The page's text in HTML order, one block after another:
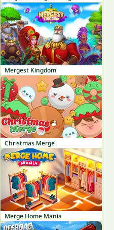
Mergest Kingdom
Christmas Merge
Merge Home Mania